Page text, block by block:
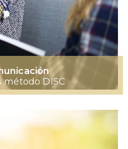
método DISC